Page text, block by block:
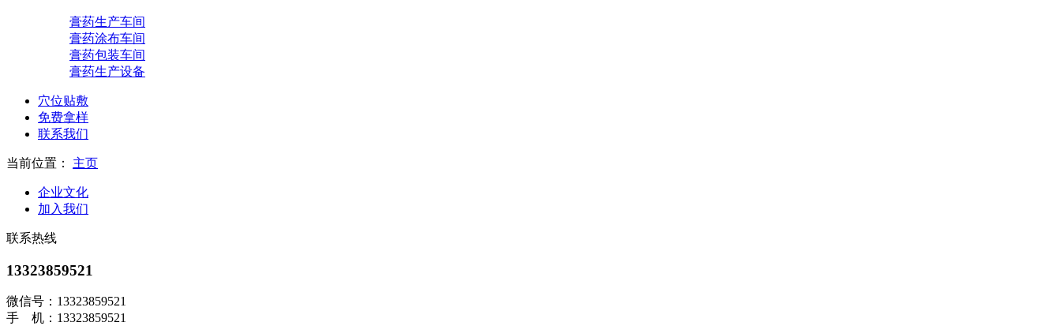
膏药生产车间
膏药涂布车间
膏药包装车间
膏药生产设备
穴位贴敷
免费拿样
联系我们
当前位置： 主页
企业文化
加入我们
联系热线
13323859521
微信号：13323859521
手 机：13323859521